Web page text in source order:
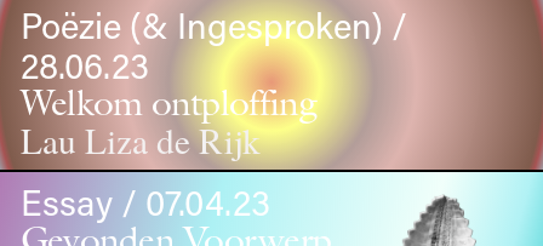
Poëzie (& Ingesproken) /
28.06.23
Welkom ontploffing
Lau Liza de Rijk
Essay / 07.04.23